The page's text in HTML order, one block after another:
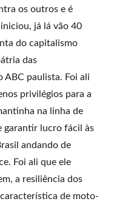
os outros e é
já lá vão 40
do capitalismo
das
paulista. Foi ali
privilégios para a
na linha de
garantir lucro fácil às
andando de
Foi ali que ele
a resiliência dos
de moto-